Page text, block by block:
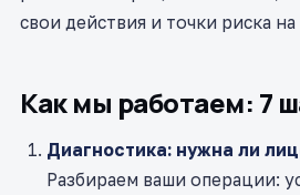
свои действия и точки риска
Как мы работаем: 7
Диагностика: нужна ли
Разбираем ваши операции: